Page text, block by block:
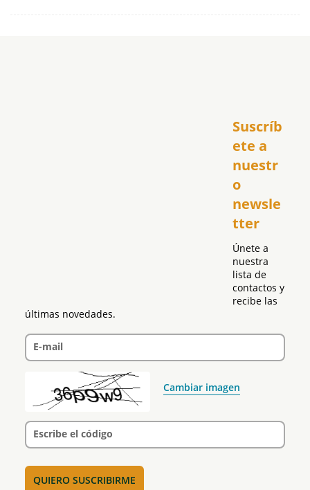
Suscríb
ete a
nuestr
o
newsle
tter
Únete a
nuestra
lista de
contactos y
recibe las
últimas novedades.
E-mail
Cambiar imagen
Escribe el código